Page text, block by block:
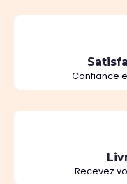
Confiance
Recevez